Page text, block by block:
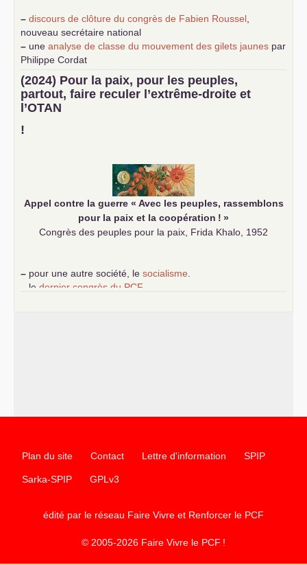
– discours de clôture du congrès de Fabien Roussel
nouveau secrétaire national
– une analyse de classe du mouvement des gilets jaunes par
Philippe Cordat
–
un texte de Jean-Claude Delaunay
le marxisme est la
science sociale de notre temps
–un appel proposé aux partis communistes et ouvrier
d’Europe
–
(2024) Pour la paix, pour les peuples,
partout, faire reculer l’extrême-droite et
l’OTAN
!
Appel contre la guerre « Avec les peuples, rassemblons
pour la paix et la coopération ! »
Congrès des peuples pour la paix, Frida Khalo, 1952
– pour une autre société, le socialisme
le dernier congrès du PCF
Plan du site Contact Lettre d'information SPIP
Sarka-SPIP GPLv3
édité par le réseau Faire Vivre et Renforcer le PCF
© 2005-2026 Faire Vivre le PCF !